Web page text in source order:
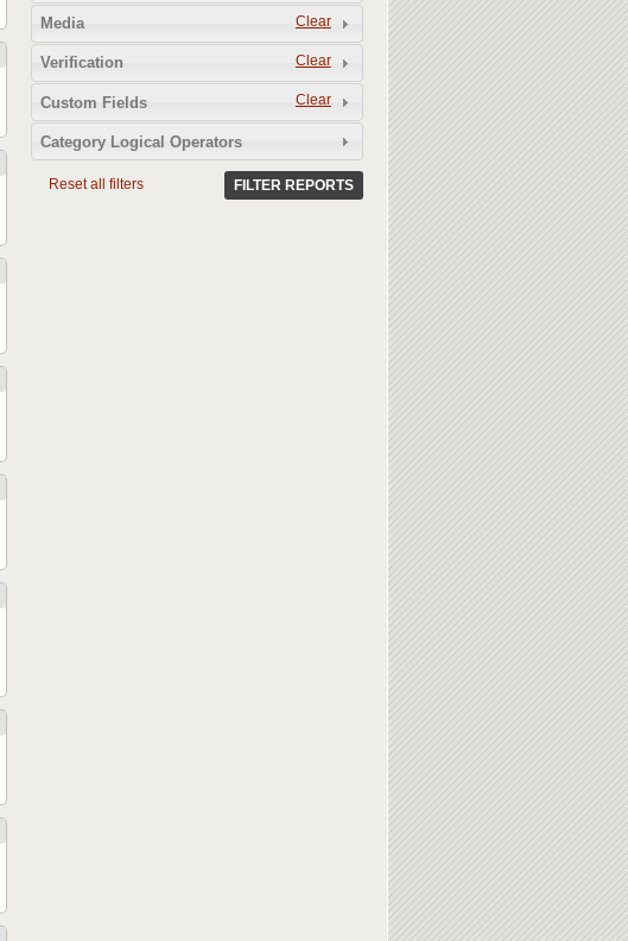
Revenge Killings (القتل بدافع الانتقام) 11
2
13
Clear
Media
Clear
Verification
Clear
Custom Fields
Category Logical Operators
Reset all filters FILTER REPORTS